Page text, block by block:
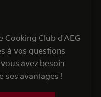
Cooking Club d'AEG
à vos questions
avez besoin
ses avantages !